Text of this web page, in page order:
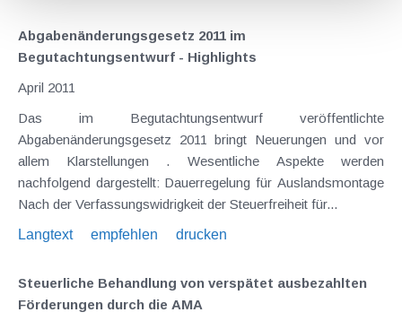
Abgabenänderungsgesetz 2011 im
Begutachtungsentwurf - Highlights
April 2011
Das im Begutachtungsentwurf veröffentlichte
Abgabenänderungsgesetz 2011 bringt Neuerungen und vor
allem Klarstellungen . Wesentliche Aspekte werden
nachfolgend dargestellt: Dauerregelung für Auslandsmontage
Nach der Verfassungswidrigkeit der Steuerfreiheit für...
Langtext
empfehlen drucken
Steuerliche Behandlung von verspätet ausbezahlten
Förderungen durch die AMA